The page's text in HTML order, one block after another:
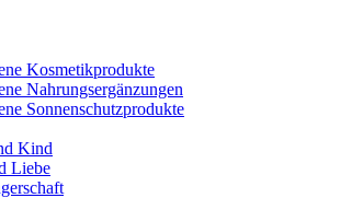
Kosmetikprodukte
Nahrungsergänzungen
Sonnenschutzprodukte
Kind
Liebe